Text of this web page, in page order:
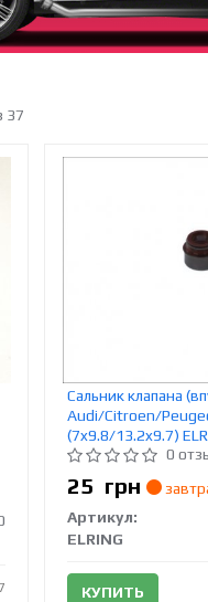
37
Сальник клапана
Audi/Citroen/
(7x9.8/13.2x9.7)
0
25 грн
Артикул:
ELRING
КУПИТЬ